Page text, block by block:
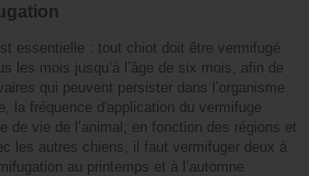
essentielle : tout chiot doit être vermifugé
les mois jusqu’à l’âge de six mois, afin de
qui peuvent persister dans l’organisme
la fréquence d'application du vermifuge
de vie de l’animal; en fonction des régions et
les autres chiens, il faut vermifuger deux à
au printemps et à l’automne